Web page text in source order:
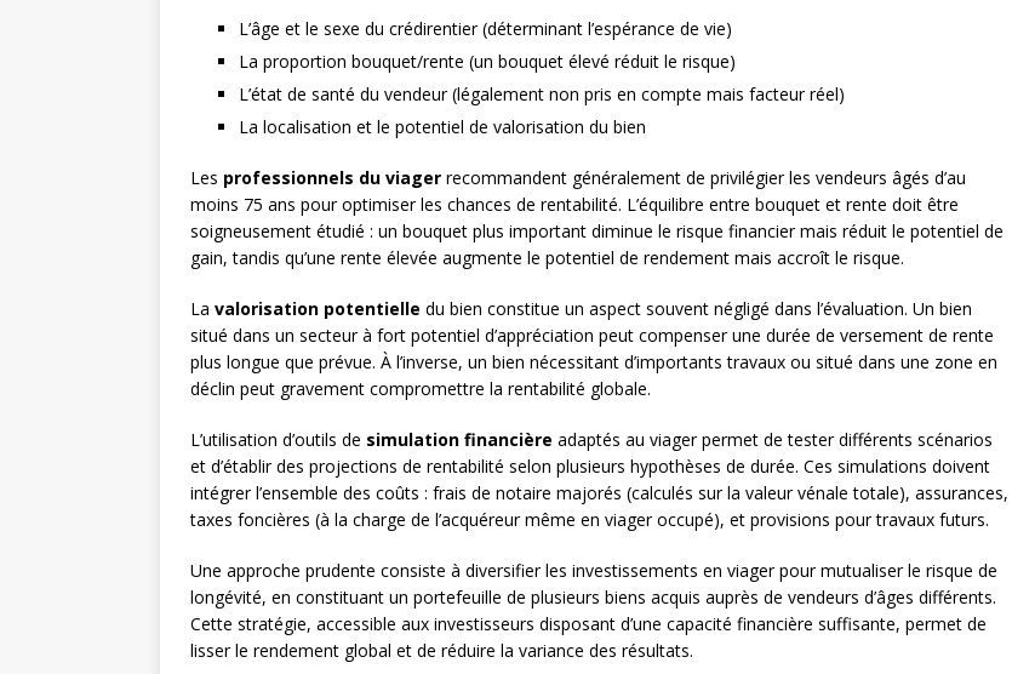
L’âge et le sexe du crédirentier (déterminant l’espérance de vie)
La proportion bouquet/rente (un bouquet élevé réduit le risque)
L’état de santé du vendeur (légalement non pris en compte mais facteur réel)
La localisation et le potentiel de valorisation du bien
Les professionnels du viager recommandent généralement de privilégier les vendeurs âgés d’au
moins 75 ans pour optimiser les chances de rentabilité. L’équilibre entre bouquet et rente doit être
soigneusement étudié : un bouquet plus important diminue le risque financier mais réduit le potentiel de
gain, tandis qu’une rente élevée augmente le potentiel de rendement mais accroît le risque.
La valorisation potentielle du bien constitue un aspect souvent négligé dans l’évaluation. Un bien
situé dans un secteur à fort potentiel d’appréciation peut compenser une durée de versement de rente
plus longue que prévue. À l’inverse, un bien nécessitant d’importants travaux ou situé dans une zone en
déclin peut gravement compromettre la rentabilité globale.
L’utilisation d’outils de simulation financière adaptés au viager permet de tester différents scénarios
et d’établir des projections de rentabilité selon plusieurs hypothèses de durée. Ces simulations doivent
intégrer l’ensemble des coûts : frais de notaire majorés (calculés sur la valeur vénale totale), assurances,
taxes foncières (à la charge de l’acquéreur même en viager occupé), et provisions pour travaux futurs.
Une approche prudente consiste à diversifier les investissements en viager pour mutualiser le risque de
longévité, en constituant un portefeuille de plusieurs biens acquis auprès de vendeurs d’âges différents.
Cette stratégie, accessible aux investisseurs disposant d’une capacité financière suffisante, permet de
lisser le rendement global et de réduire la variance des résultats.